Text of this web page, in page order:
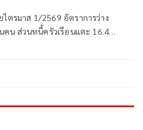
ตรมาส 1/2569 อัตราการว่าง
คน ส่วนหนี้ครัวเรือนแตะ 16.44